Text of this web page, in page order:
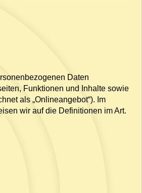
Daten
Funktionen und Inhalte sowie
als „Onlineangebot“). Im
wir auf die Definitionen im Art.